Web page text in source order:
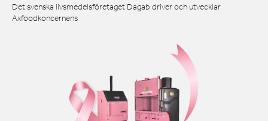
Det svenska livsmedelsföretaget Dagab driver och utvecklar
Axfoodkoncernens